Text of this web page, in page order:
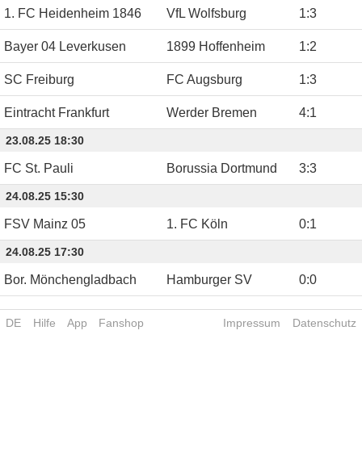
1. FC Heidenheim 1846 VfL Wolfsburg 1:3
Bayer 04 Leverkusen 1899 Hoffenheim 1:2
SC Freiburg FC Augsburg 1:3
Eintracht Frankfurt Werder Bremen 4:1
23.08.25 18:30
FC St. Pauli Borussia Dortmund 3:3
24.08.25 15:30
FSV Mainz 05 1. FC Köln 0:1
24.08.25 17:30
Bor. Mönchengladbach Hamburger SV 0:0
DE Hilfe App Fanshop Impressum Datenschutz